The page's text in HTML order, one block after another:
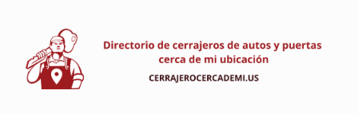
contenido